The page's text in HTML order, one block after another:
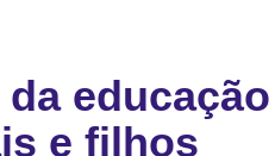
da
e filhos